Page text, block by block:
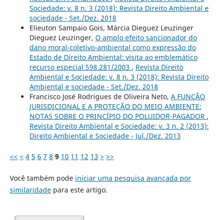
Sociedade: v. 8 n. 3 (2018): Revista Direito Ambiental e
sociedade - Set./Dez. 2018
Elieuton Sampaio Gois, Márcia Dieguez Leuzinger
Dieguez Leuzinger, O amplo efeito sancionador do
dano moral-coletivo-ambiental como expressão do
Estado de Direito Ambiental: visita ao emblemático
recurso especial 598.281/2003 , Revista Direito
Ambiental e Sociedade: v. 8 n. 3 (2018): Revista Direito
Ambiental e sociedade - Set./Dez. 2018
Francisco José Rodrigues de Oliveira Neto, A FUNÇÃO
JURISDICIONAL E A PROTEÇÃO DO MEIO AMBIENTE:
NOTAS SOBRE O PRINCÍPIO DO POLUIDOR-PAGADOR ,
Revista Direito Ambiental e Sociedade: v. 3 n. 2 (2013):
Direito Ambiental e Sociedade - Jul./Dez. 2013
<< < 4 5 6 7 8 9 10 11 12 13 > >>
Você também pode iniciar uma pesquisa avançada por
similaridadepara este artigo.